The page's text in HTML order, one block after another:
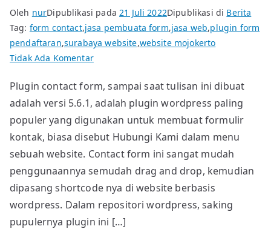
Oleh nurDipublikasi pada21 Juli 2022Dipublikasi di Berita
Tag: form contact,jasa pembuata form,jasa web,plugin form
pendaftaran,surabaya website,website mojokerto
Tidak Ada Komentarpada
Form,
Ternyata
Tidak
Hanya
untuk
Form
Hubungi
Kami
Plugin contact form, sampai saat tulisan ini dibuat
adalah versi 5.6.1, adalah plugin wordpress paling
populer yang digunakan untuk membuat formulir
kontak, biasa disebut Hubungi Kami dalam menu
sebuah website. Contact form ini sangat mudah
penggunaannya semudah drag and drop, kemudian
dipasang shortcode nya di website berbasis
wordpress. Dalam repositori wordpress, saking
pupulernya plugin ini […]